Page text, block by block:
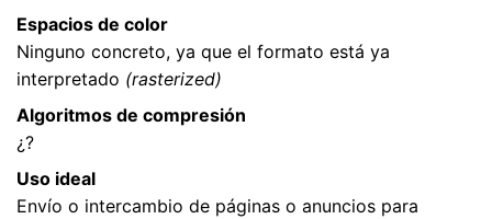
Espacios de color
Ninguno concreto, ya que el formato está ya
interpretado (rasterized)
Algoritmos de compresión
¿?
Uso ideal
Envío o intercambio de páginas o anuncios para